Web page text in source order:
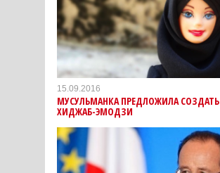
15.09.2016
МУСУЛЬМАНКА ПРЕДЛОЖИЛА СОЗДАТЬ
ХИДЖАБ-ЭМОДЗИ